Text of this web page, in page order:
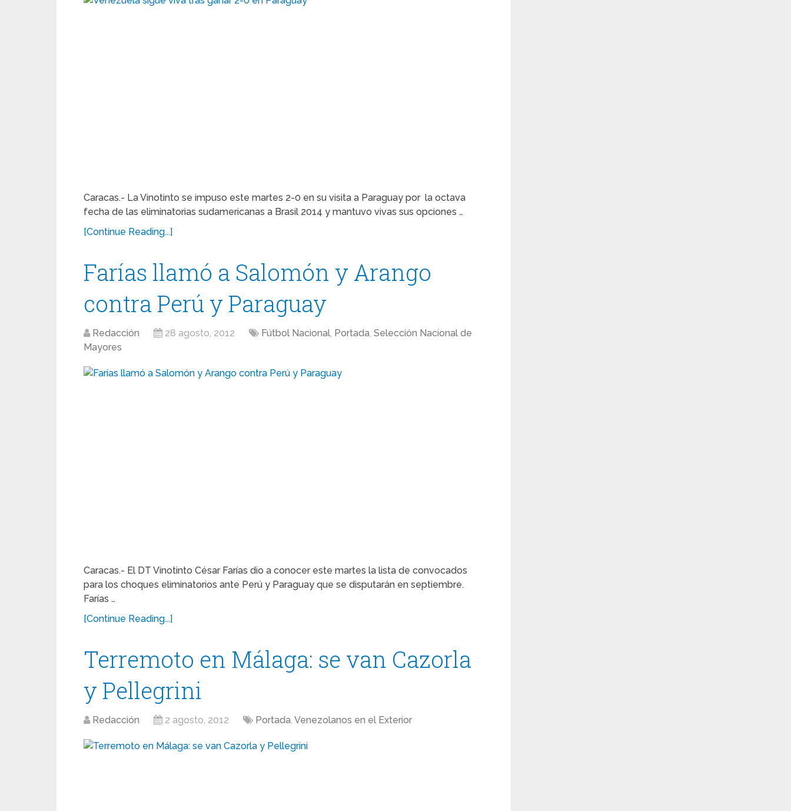
Caracas.- La Vinotinto se impuso este martes 2-0 en su visita a Paraguay por la octava
fecha de las eliminatorias sudamericanas a Brasil 2014 y mantuvo vivas sus opciones …
[Continue Reading...]
Farías llamó a Salomón y Arango
contra Perú y Paraguay
Redacción 28 agosto, 2012 Fútbol Nacional, Portada, Selección Nacional de
Mayores
Caracas.- El DT Vinotinto César Farías dio a conocer este martes la lista de convocados
para los choques eliminatorios ante Perú y Paraguay que se disputarán en septiembre.
Farías …
[Continue Reading...]
Terremoto en Málaga: se van Cazorla
y Pellegrini
Redacción 2 agosto, 2012 Portada, Venezolanos en el Exterior